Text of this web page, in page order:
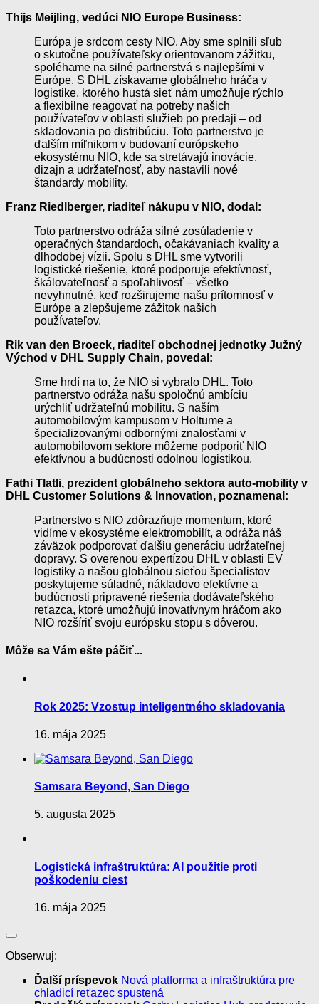
Thijs Meijling, vedúci NIO Europe Business:
Európa je srdcom cesty NIO. Aby sme splnili sľub
o skutočne používateľsky orientovanom zážitku,
spoléhame na silné partnerstvá s najlepšími v
Európe. S DHL získavame globálneho hráča v
logistike, ktorého hustá sieť nám umožňuje rýchlo
a flexibilne reagovať na potreby našich
používateľov v oblasti služieb po predaji – od
skladovania po distribúciu. Toto partnerstvo je
ďalším míľnikom v budovaní európskeho
ekosystému NIO, kde sa stretávajú inovácie,
dizajn a udržateľnosť, aby nastavili nové
štandardy mobility.
Franz Riedlberger, riaditeľ nákupu v NIO, dodal:
Toto partnerstvo odráža silné zosúladenie v
operačných štandardoch, očakávaniach kvality a
dlhodobej vízii. Spolu s DHL sme vytvorili
logistické riešenie, ktoré podporuje efektívnosť,
škálovateľnosť a spoľahlivosť – všetko
nevyhnutné, keď rozširujeme našu prítomnosť v
Európe a zlepšujeme zážitok našich
používateľov.
Rik van den Broeck, riaditeľ obchodnej jednotky Južný
Východ v DHL Supply Chain, povedal:
Sme hrdí na to, že NIO si vybralo DHL. Toto
partnerstvo odráža našu spoločnú ambíciu
urýchliť udržateľnú mobilitu. S naším
automobilovým kampusom v Holtume a
špecializovanými odbornými znalosťami v
automobilovom sektore môžeme podporiť NIO
efektívnou a budúcnosti odolnou logistikou.
Fathi Tlatli, prezident globálneho sektora auto-mobility v
DHL Customer Solutions & Innovation, poznamenal:
Partnerstvo s NIO zdôrazňuje momentum, ktoré
vidíme v ekosystéme elektromobilít, a odráža náš
záväzok podporovať ďalšiu generáciu udržateľnej
dopravy. S overenou expertízou DHL v oblasti EV
logistiky a našou globálnou sieťou špecialistov
poskytujeme súladné, nákladovo efektívne a
budúcnosti pripravené riešenia dodávateľského
reťazca, ktoré umožňujú inovatívnym hráčom ako
NIO rozšíriť svoju európsku stopu s dôverou.
Môže sa Vám ešte páčiť...
Rok 2025: Vzostup inteligentného skladovania
16. mája 2025
Samsara Beyond, San Diego
5. augusta 2025
Logistická infraštruktúra: AI použitie proti
poškodeniu ciest
16. mája 2025
Obserwuj:
Ďalší príspevok Nová platforma a infraštruktúra pre
chladicí reťazec spustená